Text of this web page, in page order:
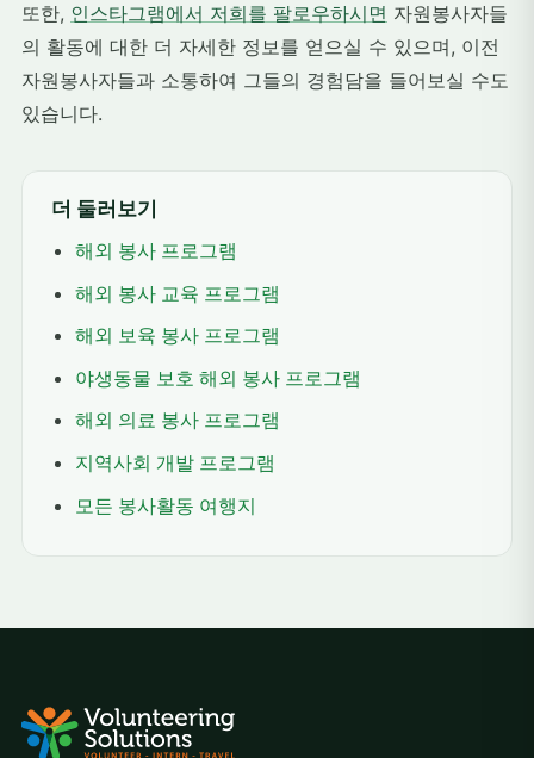
또한, 인스타그램에서 저희를 팔로우하시면 자원봉사자들
의 활동에 대한 더 자세한 정보를 얻으실 수 있으며, 이전
자원봉사자들과 소통하여 그들의 경험담을 들어보실 수도
있습니다.
더 둘러보기
해외 봉사 프로그램
해외 봉사 교육 프로그램
해외 보육 봉사 프로그램
야생동물 보호 해외 봉사 프로그램
해외 의료 봉사 프로그램
지역사회 개발 프로그램
모든 봉사활동 여행지